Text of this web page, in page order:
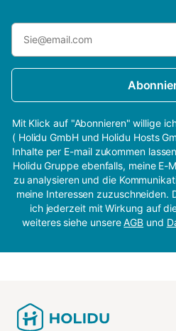
Mit Klick auf "Abonnieren" willige
( Holidu GmbH und Holidu Hosts
Inhalte per E-mail zukommen
Holidu Gruppe ebenfalls, meine E-
zu analysieren und die
meine Interessen zuzuschneiden.
ich jederzeit mit Wirkung auf
weiteres siehe unsereAGB und